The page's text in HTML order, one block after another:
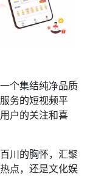
个集结纯净品质
务的短视频平
户的关注和喜
川的胸怀，汇聚
点，还是文化娱